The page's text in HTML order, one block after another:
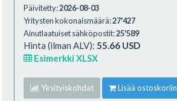
Päivitetty:2026-08-03
Yritysten kokonaismäärä:27'427
Ainutlaatuiset sähköpostit:25'589
Hinta (ilman ALV): 55.66 USD
Esimerkki XLSX
Yksityiskohdat Lisää ostoskoriin